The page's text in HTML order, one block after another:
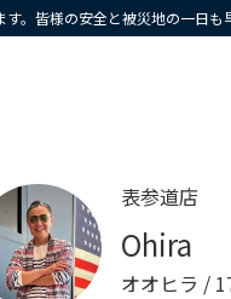
皆様の安全と被災地の一日も
表参道店
Ohira
オオヒラ /